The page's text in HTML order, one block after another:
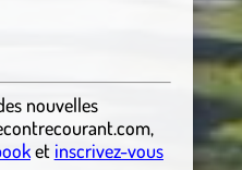
nouvelles
,
et inscrivez-vous